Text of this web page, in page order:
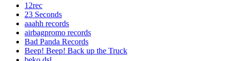
12rec
23 Seconds
aaahh records
airbagpromo records
Bad Panda Records
Beep! Beep! Back up the Truck